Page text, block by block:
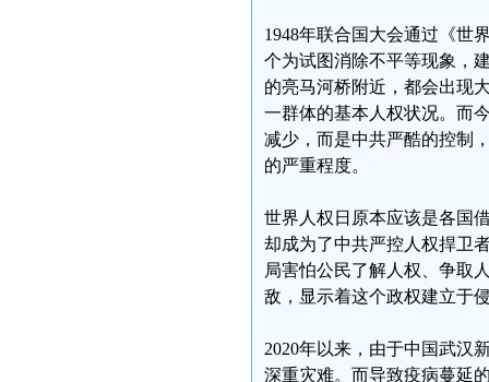
1948年联合国大会通过《世
个为试图消除不平等现象，
的亮马河桥附近，都会出现
一群体的基本人权状况。而
减少，而是中共严酷的控制
的严重程度。
世界人权日原本应该是各国
却成为了中共严控人权捍卫
局害怕公民了解人权、争取
敌，显示着这个政权建立于
2020年以来，由于中国武汉
深重灾难。而导致疫病蔓延